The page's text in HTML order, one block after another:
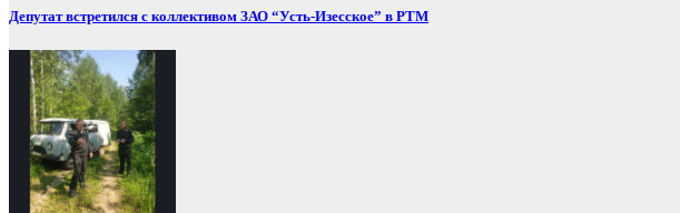
Депутат встретился с коллективом ЗАО “Усть-Изесское” в РТМ